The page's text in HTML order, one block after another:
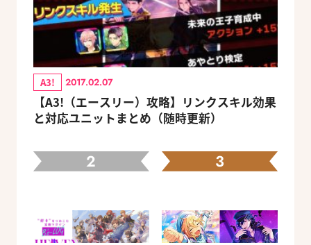
A3! 2017.02.07
【A3!（エースリー）攻略】リンクスキル効果
と対応ユニットまとめ（随時更新）
2 3